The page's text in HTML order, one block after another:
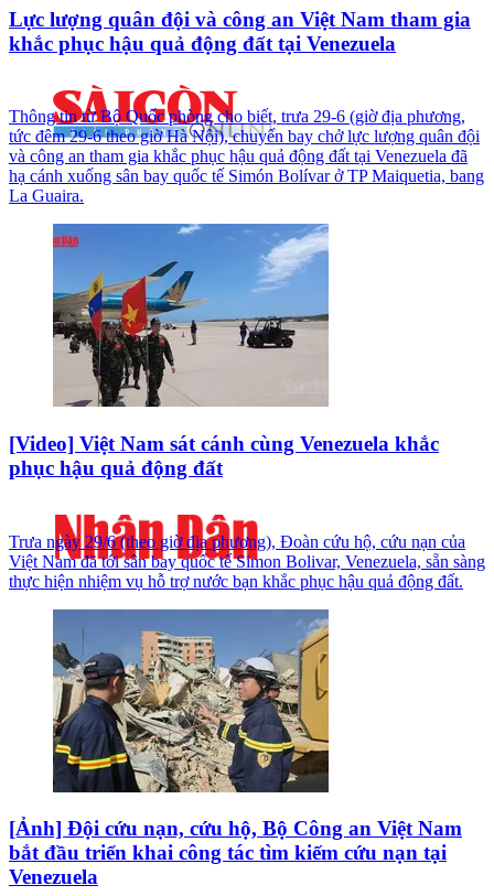
Lực lượng quân đội và công an Việt Nam tham gia
khắc phục hậu quả động đất tại Venezuela
Thông tin từ Bộ Quốc phòng cho biết, trưa 29-6 (giờ địa phương,
tức đêm 29-6 theo giờ Hà Nội), chuyến bay chở lực lượng quân đội
và công an tham gia khắc phục hậu quả động đất tại Venezuela đã
hạ cánh xuống sân bay quốc tế Simón Bolívar ở TP Maiquetia, bang
La Guaira.
[Video] Việt Nam sát cánh cùng Venezuela khắc
phục hậu quả động đất
Trưa ngày 29/6 (theo giờ địa phương), Đoàn cứu hộ, cứu nạn của
Việt Nam đã tới sân bay quốc tế Simon Bolivar, Venezuela, sẵn sàng
thực hiện nhiệm vụ hỗ trợ nước bạn khắc phục hậu quả động đất.
[Ảnh] Đội cứu nạn, cứu hộ, Bộ Công an Việt Nam
bắt đầu triển khai công tác tìm kiếm cứu nạn tại
Venezuela